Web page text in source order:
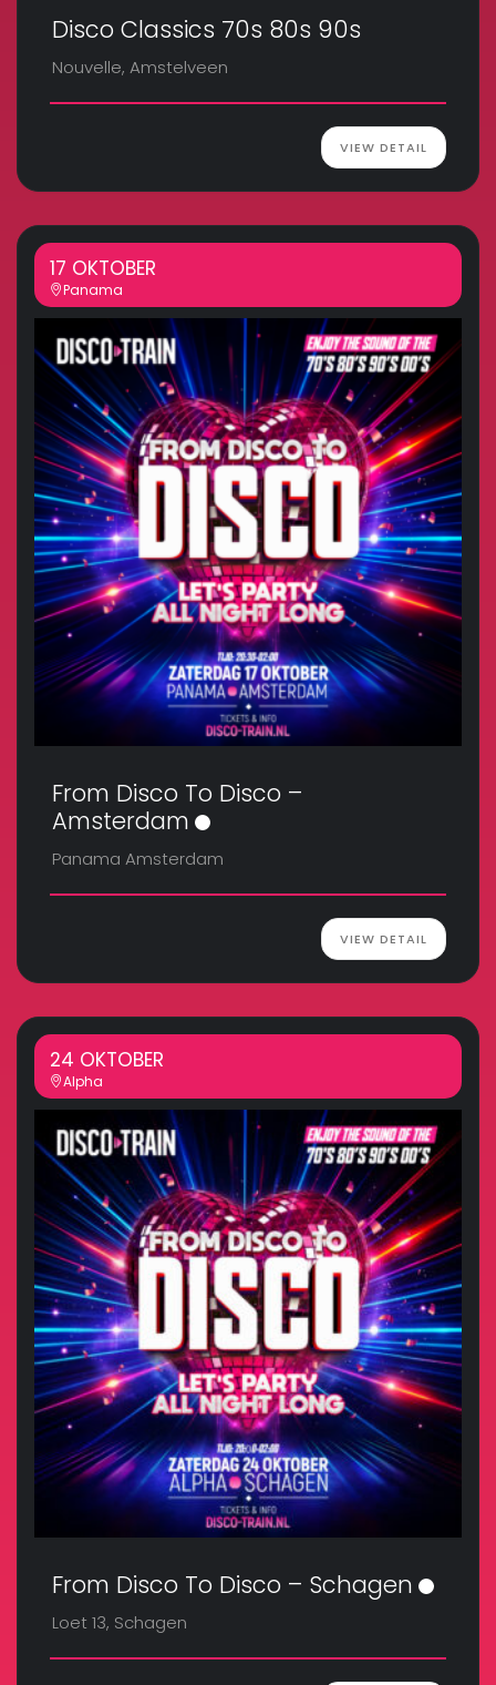
Disco Classics 70s 80s 90s
Nouvelle, Amstelveen
VIEW DETAIL
17 OKTOBER
Panama
From Disco To Disco –
Amsterdam
Panama Amsterdam
VIEW DETAIL
24 OKTOBER
Alpha
From Disco To Disco – Schagen
Loet 13, Schagen